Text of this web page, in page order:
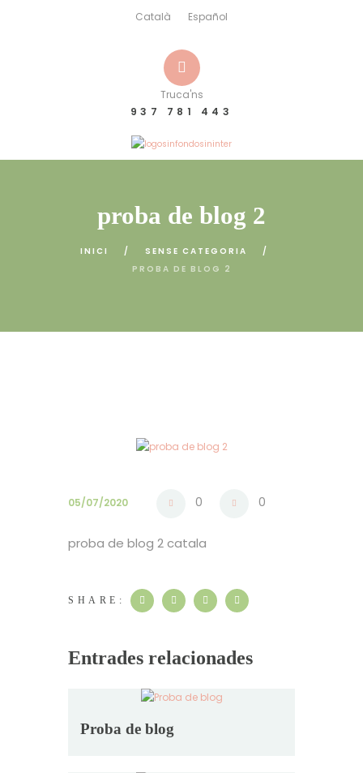
Català Español
Truca'ns
937 781 443
proba de blog 2
INICI
SENSE CATEGORIA
PROBA DE BLOG 2
05/07/2020 0 0
proba de blog 2 catala
SHARE:
Entrades relacionades
Proba de blog